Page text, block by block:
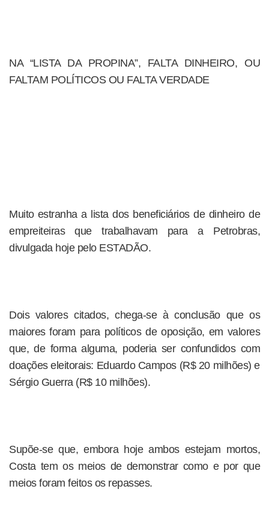
NA “LISTA DA PROPINA”, FALTA DINHEIRO, OU
FALTAM POLÍTICOS OU FALTA VERDADE
Muito estranha a lista dos beneficiários de dinheiro de
empreiteiras que trabalhavam para a Petrobras,
divulgada hoje pelo ESTADÃO.
Dois valores citados, chega-se à conclusão que os
maiores foram para políticos de oposição, em valores
que, de forma alguma, poderia ser confundidos com
doações eleitorais: Eduardo Campos (R$ 20 milhões) e
Sérgio Guerra (R$ 10 milhões).
Supõe-se que, embora hoje ambos estejam mortos,
Costa tem os meios de demonstrar como e por que
meios foram feitos os repasses.